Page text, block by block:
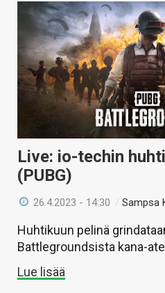
Live: io-techin
(PUBG)
26.4.2023 - 14:30 /Sampsa
Huhtikuun pelinä
Battlegroundsista kana-
Lue lisää